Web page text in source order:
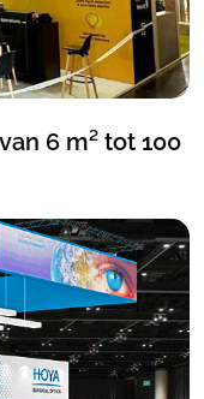
6 m² tot 100